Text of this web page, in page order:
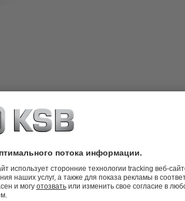
закрытым рабочим колесом и
насосом, исполнение
делает возможным
Исполнение по ATEX.